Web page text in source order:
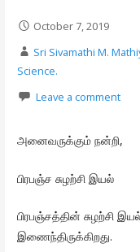
October 7, 2019
Sri Sivamathi M.
Science.
Leave a comment
அனைவருக்கும் நன்றி,
பிரபஞ்ச சுழற்சி இயல்
பிரபஞ்சத்தின் சுழற்சி
இணைந்திருக்கிறது.